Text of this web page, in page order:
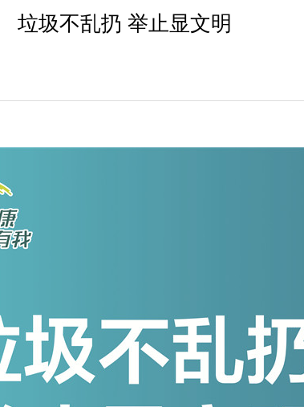
垃圾不乱扔 举止显文明